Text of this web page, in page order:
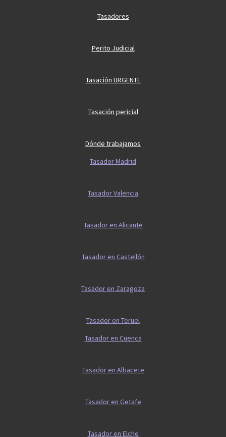
Tasadores
Perito Judicial
Tasación URGENTE
Tasación pericial
Dónde trabajamos
Tasador Madrid
Tasador Valencia
Tasador en Alicante
Tasador en Castellón
Tasador en Zaragoza
Tasador en Teruel
Tasador en Cuenca
Tasador en Albacete
Tasador en Getafe
Tasador en Elche